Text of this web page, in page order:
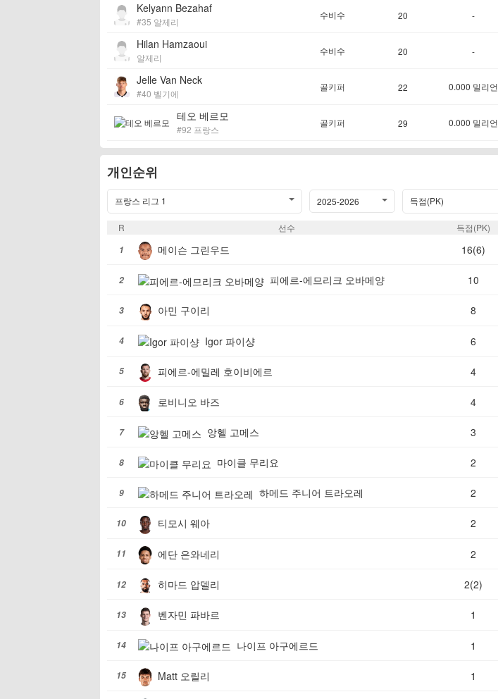
Kelyann Bezahaf
#35 알제리
수비수 20 -
Hilan Hamzaoui
알제리
수비수 20 -
Jelle Van Neck
#40 벨기에
골키퍼 22 0.000 밀리언
테오 베르모
#92 프랑스
골키퍼 29 0.000 밀리언
개인순위
프랑스 리그 1 2025-2026 득점(PK)
R 선수 득점(PK)
1
메이슨 그린우드 16(6)
2 피에르-에므리크 오바메양 10
3 아민 구이리 8
4 Igor 파이샹 6
5 피에르-에밀레 호이비에르 4
6 로비니오 바즈 4
7 앙헬 고메스 3
8 마이클 무리요 2
9 하메드 주니어 트라오레 2
10 티모시 웨아 2
11 에단 은와네리 2
12 히마드 압델리 2(2)
13 벤자민 파바르 1
14 나이프 아구에르드 1
15 Matt 오릴리 1